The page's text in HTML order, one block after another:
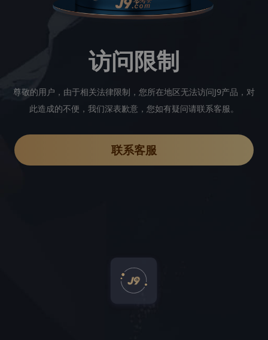
访问限制
尊敬的用户，由于相关法律限制，您所在地区无法访问J9产品，对
此造成的不便，我们深表歉意，您如有疑问请联系客服。
联系客服